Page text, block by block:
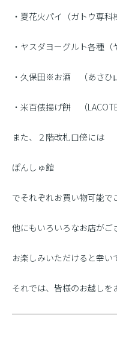
・夏花火パイ（ガトウ専科
・ヤスダヨーグルト各種（
・久保田※お酒 （あさひ
・米百俵揚げ餅 （
また、２階改札口傍には
ぽんしゅ館
でそれぞれお買い物可能で
他にもいろいろなお店がご
お楽しみいただけると幸い
それでは、皆様のお越しを